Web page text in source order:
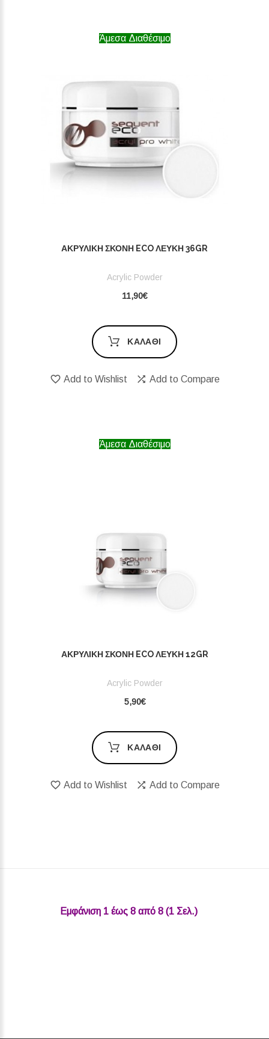
Άμεσα Διαθέσιμο
ΑΚΡΥΛΙΚΉ ΣΚΌΝΗ ECO ΛΕΥΚΉ 36GR
Acrylic Powder
11,90€
ΚΑΛΆΘΙ
Add to Wishlist Add to Compare
Άμεσα Διαθέσιμο
ΑΚΡΥΛΙΚΉ ΣΚΌΝΗ ECO ΛΕΥΚΉ 12GR
Acrylic Powder
5,90€
ΚΑΛΆΘΙ
Add to Wishlist Add to Compare
Εμφάνιση 1 έως 8 από 8 (1 Σελ.)‎